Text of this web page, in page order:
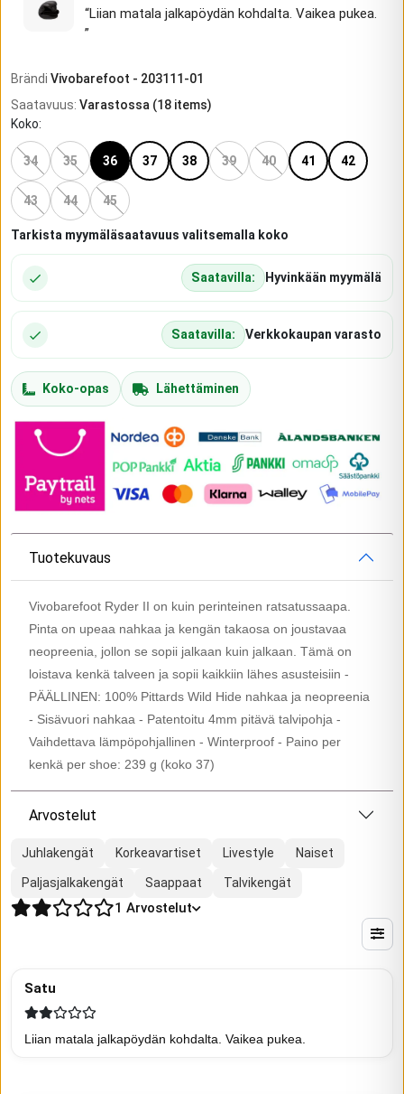
“
Liian matala jalkapöydän kohdalta. Vaikea pukea.
”
Brändi Vivobarefoot - 203111-01
Saatavuus: Varastossa (18 items)
Koko:
34 35 36 37 38 39 40 41 42
43 44 45
Tarkista myymäläsaatavuus valitsemalla koko
Saatavilla: Hyvinkään myymälä
Saatavilla: Verkkokaupan varasto
Koko-opas Lähettäminen
Tuotekuvaus
Vivobarefoot Ryder II on kuin perinteinen ratsatussaapa.
Pinta on upeaa nahkaa ja kengän takaosa on joustavaa
neopreenia, jollon se sopii jalkaan kuin jalkaan. Tämä on
loistava kenkä talveen ja sopii kaikkiin lähes asusteisiin -
PÄÄLLINEN: 100% Pittards Wild Hide nahkaa ja neopreenia
- Sisävuori nahkaa - Patentoitu 4mm pitävä talvipohja -
Vaihdettava lämpöpohjallinen - Winterproof - Paino per
kenkä per shoe: 239 g (koko 37)
Arvostelut
Juhlakengät Korkeavartiset Livestyle Naiset
Paljasjalkakengät Saappaat Talvikengät
1 Arvostelut
Satu
Liian matala jalkapöydän kohdalta. Vaikea pukea.